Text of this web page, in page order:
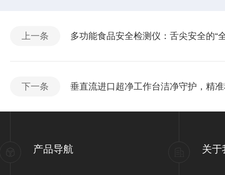
上一条 多功能食品安全检测仪：舌尖安全的“
下一条 垂直流进口超净工作台洁净守护，精
产品导航 关于